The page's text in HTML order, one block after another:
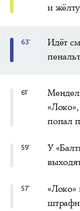
и
63'
Идёт
61'
попал
59'
У
57'
«Локо»